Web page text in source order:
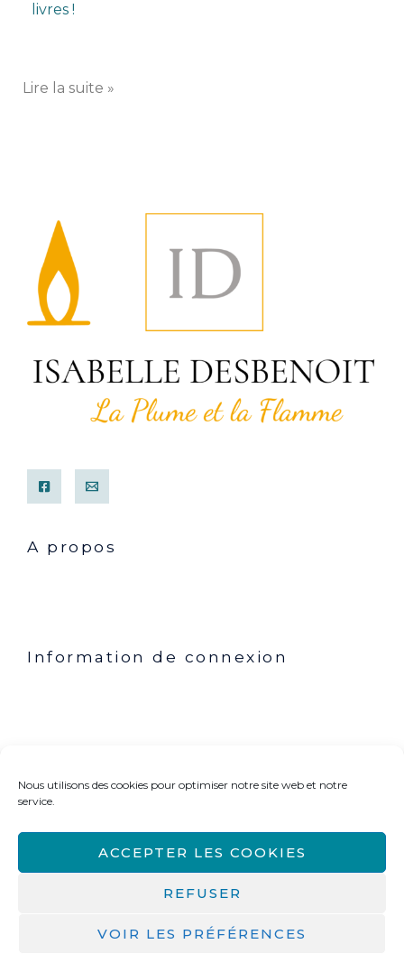
Nous utilisons des cookies pour optimiser notre site web et notre
service.
ACCEPTER LES COOKIES
REFUSER
VOIR LES PRÉFÉRENCES
livres !
Lire la suite »
A propos
Information de connexion
Rechercher dans le blog ou le site